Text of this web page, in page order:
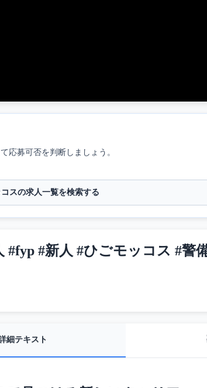
応募可否を判断しましょう。
スの求人一覧を検索する
#新人 #ひごモッコス #警
細テキスト